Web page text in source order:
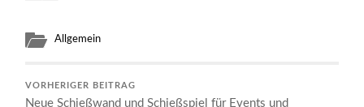
Allgemein
VORHERIGER BEITRAG
Neue Schießwand und Schießspiel für Events und